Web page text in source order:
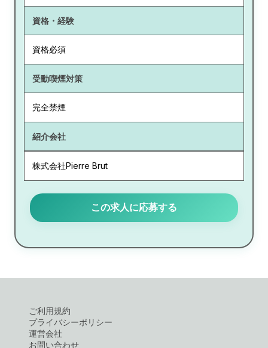
資格・経験
資格必須
受動喫煙対策
完全禁煙
紹介会社
株式会社Pierre Brut
この求人に応募する
ご利用規約
プライバシーポリシー
運営会社
お問い合わせ